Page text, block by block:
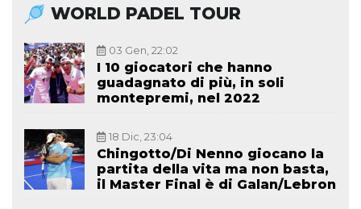
WORLD PADEL TOUR
03 Gen, 22:02
I 10 giocatori che hanno
guadagnato di più, in soli
montepremi, nel 2022
18 Dic, 23:04
Chingotto/Di Nenno giocano la
partita della vita ma non basta,
il Master Final è di Galan/Lebron